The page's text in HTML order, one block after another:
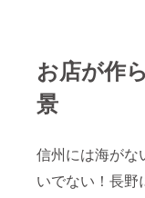
お店が作
景
信州には海がな
いでない！長野